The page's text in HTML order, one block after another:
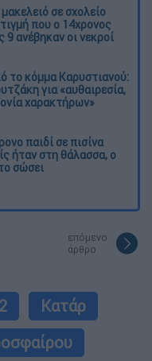
σε σχολείο
που ο 14χρονος
9 ανέβηκαν οι νεκροί
το κόμμα Καρυστιανού:
για «αυθαιρεσία,
χαρακτήρων»
παιδί σε πισίνα
ήταν στη θάλασσα, ο
σώσει
επόμενο
άρθρο
Κατάρ